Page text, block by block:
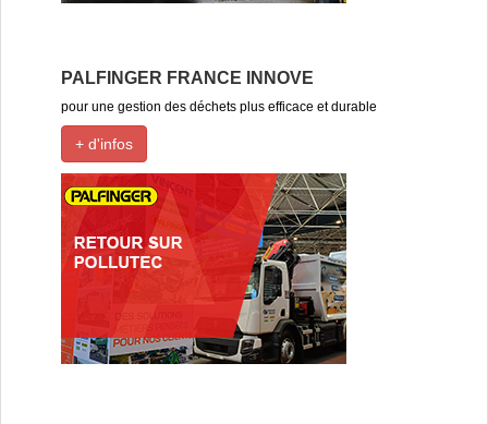
PALFINGER FRANCE INNOVE
pour une gestion des déchets plus efficace et durable
+ d'infos